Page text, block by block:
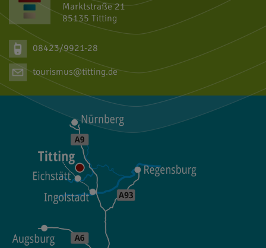
Marktstraße 21
85135 Titting
08423/9921-28
tourismus@titting.de